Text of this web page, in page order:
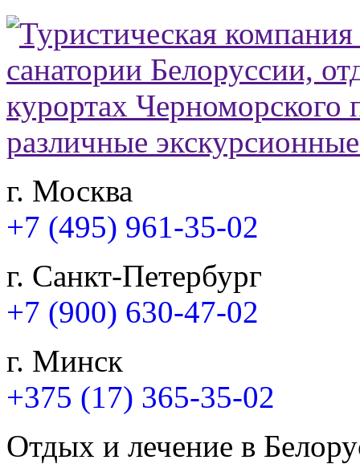
г. Москва
+7 (495) 961-35-02
г. Санкт-Петербург
+7 (900) 630-47-02
г. Минск
+375 (17) 365-35-02
Отдых и лечение в